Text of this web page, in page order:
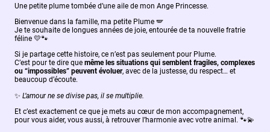
Une petite plume tombée d’une aile de mon Ange Princesse.
Bienvenue dans la famille, ma petite Plume 🪽
Je te souhaite de longues années de joie, entourée de ta nouvelle fratrie
féline 💛🐾
Si je partage cette histoire, ce n’est pas seulement pour Plume.
C’est pour te dire que même les situations qui semblent fragiles, complexes
ou “impossibles” peuvent évoluer, avec de la justesse, du respect… et
beaucoup d’écoute.
✨ L’amour ne se divise pas, il se multiplie.
Et c’est exactement ce que je mets au cœur de mon accompagnement,
pour vous aider, vous aussi, à retrouver l’harmonie avec votre animal. 🐾💫